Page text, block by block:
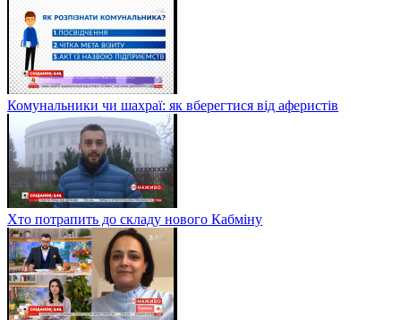
Комунальники чи шахраї: як вберегтися від аферистів
Хто потрапить до складу нового Кабміну